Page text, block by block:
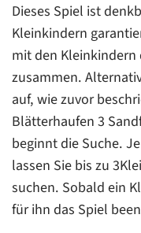
Dieses Spiel ist
Kleinkindern
mit den Kleinkindern
zusammen.
auf, wie zuvor
Blätterhaufen 3
beginnt die Suche.
lassen Sie bis zu
suchen. Sobald ein
für ihn das Spiel